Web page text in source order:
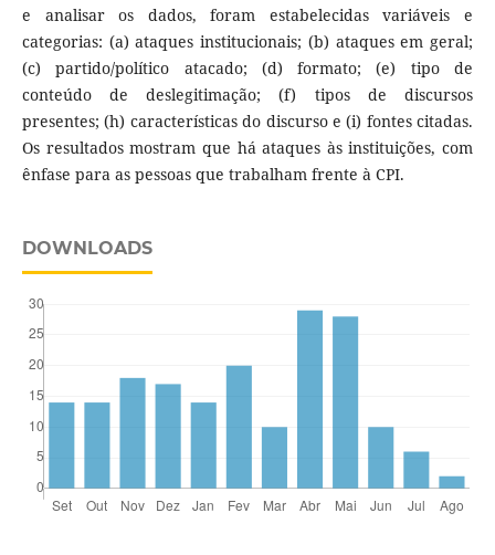
e analisar os dados, foram estabelecidas variáveis e
categorias: (a) ataques institucionais; (b) ataques em geral;
(c) partido/político atacado; (d) formato; (e) tipo de
conteúdo de deslegitimação; (f) tipos de discursos
presentes; (h) características do discurso e (i) fontes citadas.
Os resultados mostram que há ataques às instituições, com
ênfase para as pessoas que trabalham frente à CPI.
DOWNLOADS